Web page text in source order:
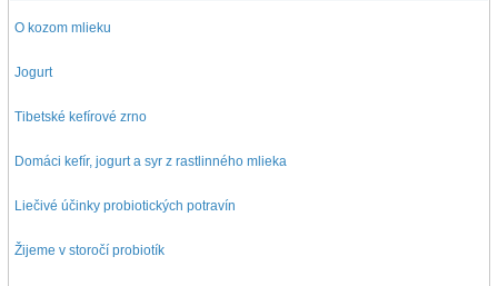
O kozom mlieku
Jogurt
Tibetské kefírové zrno
Domáci kefír, jogurt a syr z rastlinného mlieka
Liečivé účinky probiotických potravín
Žijeme v storočí probiotík